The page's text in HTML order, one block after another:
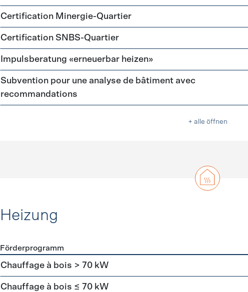
Certification Minergie-Quartier
Certification SNBS-Quartier
Impulsberatung «erneuerbar heizen»
Subvention pour une analyse de bâtiment avec
recommandations
+ alle öffnen
Heizung
Förderprogramme Heizung
Förderprogramm
Chauffage à bois > 70 kW
Chauffage à bois ≤ 70 kW